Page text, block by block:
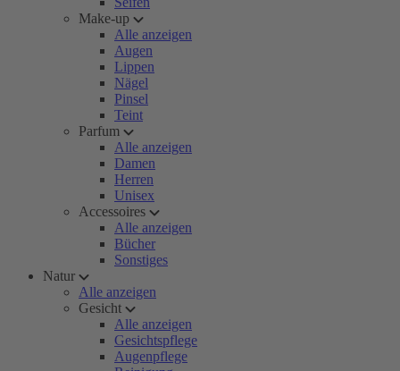
Make-up
Alle anzeigen
Augen
Lippen
Nägel
Pinsel
Teint
Parfum
Alle anzeigen
Damen
Herren
Unisex
Accessoires
Alle anzeigen
Bücher
Sonstiges
Natur
Alle anzeigen
Gesicht
Alle anzeigen
Gesichtspflege
Augenpflege